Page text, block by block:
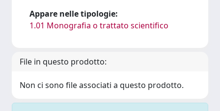
Appare nelle tipologie:
1.01 Monografia o trattato scientifico
File in questo prodotto:
Non ci sono file associati a questo prodotto.